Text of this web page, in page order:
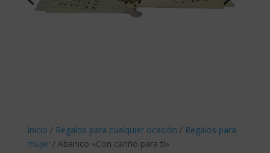
Inicio / Regalos para cualquier ocasión / Regalos para
mujer/ Abanico «Con cariño para tí»